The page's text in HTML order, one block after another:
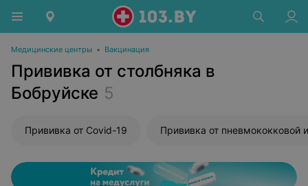
Медицинские центры • Вакцинация
Прививка от столбняка в
Бобруйске 5
Прививка от Covid-19